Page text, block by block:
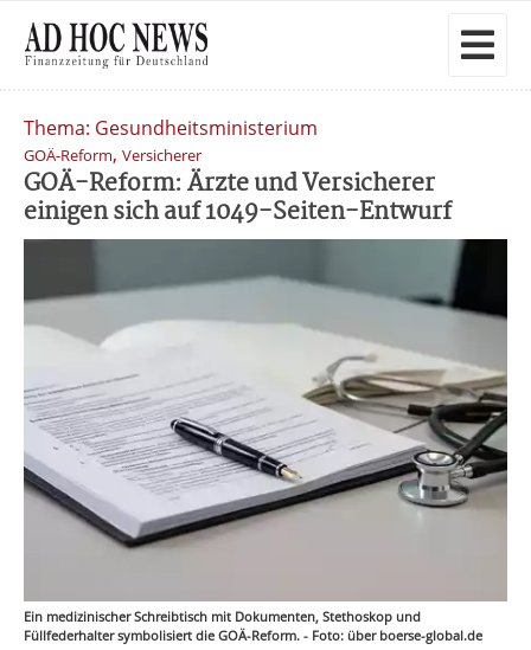
Thema: Gesundheitsministerium
GOÄ-Reform, Versicherer
GOÄ-Reform: Ärzte und Versicherer
einigen sich auf 1049-Seiten-Entwurf
Ein medizinischer Schreibtisch mit Dokumenten, Stethoskop und
Füllfederhalter symbolisiert die GOÄ-Reform. - Foto: über boerse-global.de